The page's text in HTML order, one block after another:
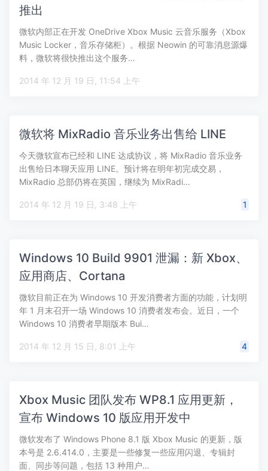
推出
微软内部正在开发 OneDrive Xbox Music 云音乐服务（Xbox
Music Locker，音乐存储柜）。根据 Neowin 的可靠消息源爆
料，微软将很快推出这个服务…
2014 年 12 月 19 日, 11:54 上午
微软将 MixRadio 音乐业务出售给 LINE
今天微软宣布已经和 LINE 达成协议，将 MixRadio 音乐业务
出售给日本聊天应用 LINE。预计将在明年初完成交易，
MixRadio 总部仍将在英国，继续为 MixRadi…
2014 年 12 月 19 日, 3:48 上午 1
Windows 10 Build 9901 泄漏：新 Xbox、
应用商店、Cortana
微软目前正在为 Windows 10 开发消费者方面的功能，计划明
年 1 月末召开一场 Windows 10 消费者发布会。近日，一个
Windows 10 消费者早期版本 Bui…
2014 年 12 月 15 日, 8:01 上午 4
Xbox Music 团队发布 WP8.1 应用更新，
宣布 Windows 10 版应用开发中
微软发布了 Windows Phone 8.1 版 Xbox Music 的更新，版
本号是 2.6.414.0，主要是一些修复一些应用闪退、专辑封
面、同步等问题，包括 13 种用户…